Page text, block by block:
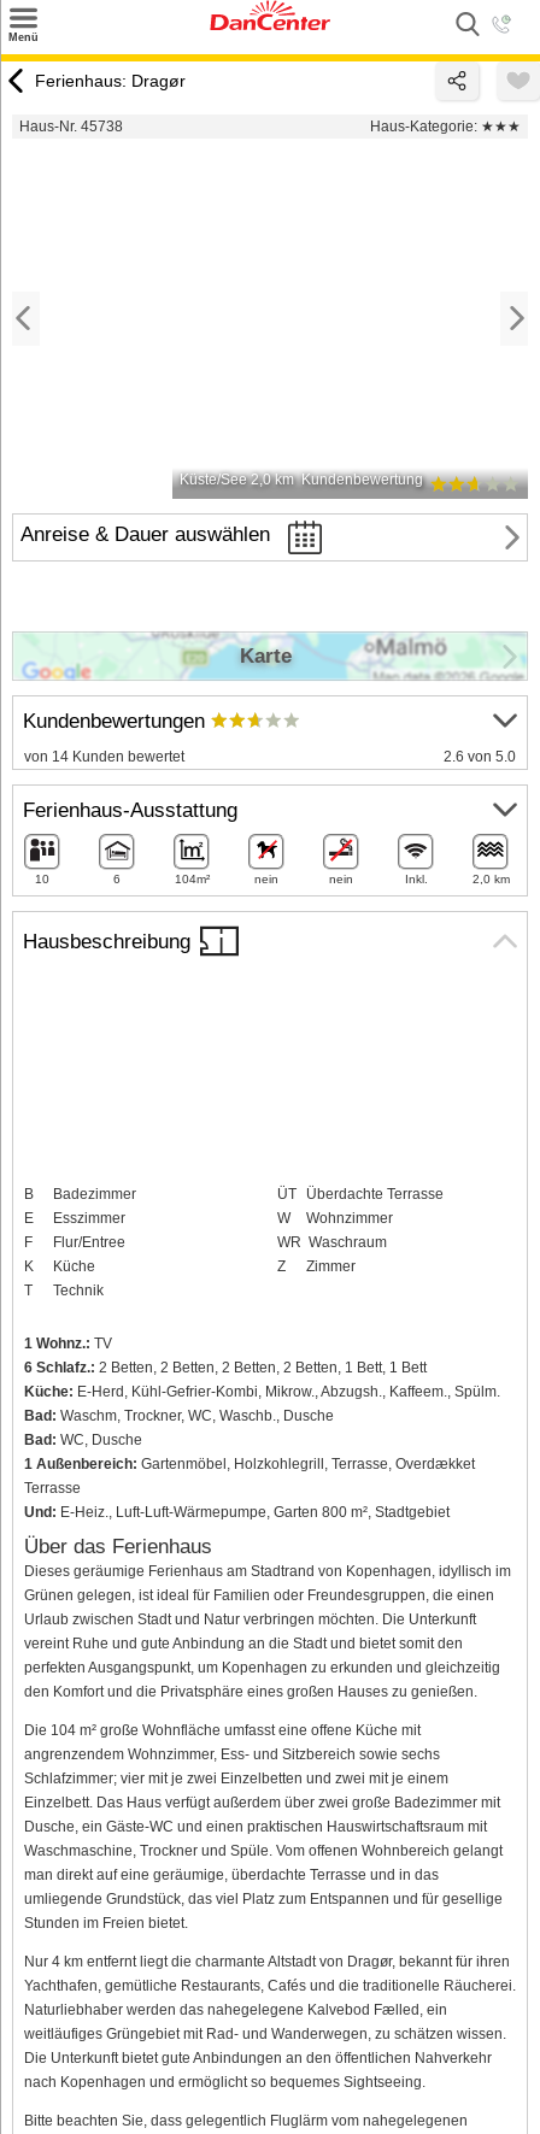
Menü
Urlaubsziele
Ferienhaus: Dragør
Haus-Nr. 45738 Haus-Kategorie: ★★★
Küste/See 2,0 km Kundenbewertung
Anreise & Dauer auswählen
Hausbeschreibung
B
Badezimmer
E
Esszimmer
F
Flur/Entree
K
Küche
T
Technik
ÜT
Überdachte Terrasse
W
Wohnzimmer
WR Waschraum
Z
Zimmer
1 Wohnz.: TV
6 Schlafz.: 2 Betten, 2 Betten, 2 Betten, 2 Betten, 1 Bett, 1 Bett
Küche: E-Herd, Kühl-Gefrier-Kombi, Mikrow., Abzugsh., Kaffeem., Spülm.
Bad: Waschm, Trockner, WC, Waschb., Dusche
Bad: WC, Dusche
1 Außenbereich: Gartenmöbel, Holzkohlegrill, Terrasse, Overdækket
Terrasse
Und: E-Heiz., Luft-Luft-Wärmepumpe, Garten 800 m², Stadtgebiet
Über das Ferienhaus
Dieses geräumige Ferienhaus am Stadtrand von Kopenhagen, idyllisch im
Grünen gelegen, ist ideal für Familien oder Freundesgruppen, die einen
Urlaub zwischen Stadt und Natur verbringen möchten. Die Unterkunft
vereint Ruhe und gute Anbindung an die Stadt und bietet somit den
perfekten Ausgangspunkt, um Kopenhagen zu erkunden und gleichzeitig
den Komfort und die Privatsphäre eines großen Hauses zu genießen.
Die 104 m² große Wohnfläche umfasst eine offene Küche mit
angrenzendem Wohnzimmer, Ess- und Sitzbereich sowie sechs
Schlafzimmer; vier mit je zwei Einzelbetten und zwei mit je einem
Einzelbett. Das Haus verfügt außerdem über zwei große Badezimmer mit
Dusche, ein Gäste-WC und einen praktischen Hauswirtschaftsraum mit
Waschmaschine, Trockner und Spüle. Vom offenen Wohnbereich gelangt
man direkt auf eine geräumige, überdachte Terrasse und in das
umliegende Grundstück, das viel Platz zum Entspannen und für gesellige
Stunden im Freien bietet.
Nur 4 km entfernt liegt die charmante Altstadt von Dragør, bekannt für ihren
Yachthafen, gemütliche Restaurants, Cafés und die traditionelle Räucherei.
Naturliebhaber werden das nahegelegene Kalvebod Fælled, ein
weitläufiges Grüngebiet mit Rad- und Wanderwegen, zu schätzen wissen.
Die Unterkunft bietet gute Anbindungen an den öffentlichen Nahverkehr
nach Kopenhagen und ermöglicht so bequemes Sightseeing.
Bitte beachten Sie, dass gelegentlich Fluglärm vom nahegelegenen
Kundenbewertungen
von 14 Kunden bewertet 2.6 von 5.0
Ferienhaus-Ausstattung
10 6 104m² nein nein Inkl. 2,0 km
Karte